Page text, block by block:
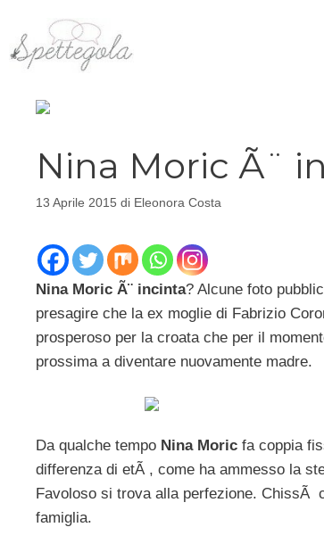
contenuto
Nina Moric Ã¨
13 Aprile 2015 di Eleonora Costa
Nina Moric Ã¨ incinta? Alcune foto
presagire che la ex moglie di Fabrizio
prosperoso per la croata che per il
prossima a diventare nuovamente madre.
Da qualche tempo Nina Moric fa coppia
differenza di etÃ , come ha ammesso la
Favoloso si trova alla perfezione. ChissÃ
famiglia.